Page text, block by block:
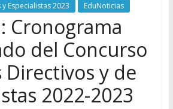
Especialistas 2023 EduNoticias
Cronograma
del Concurso
Directivos y de
2022-2023